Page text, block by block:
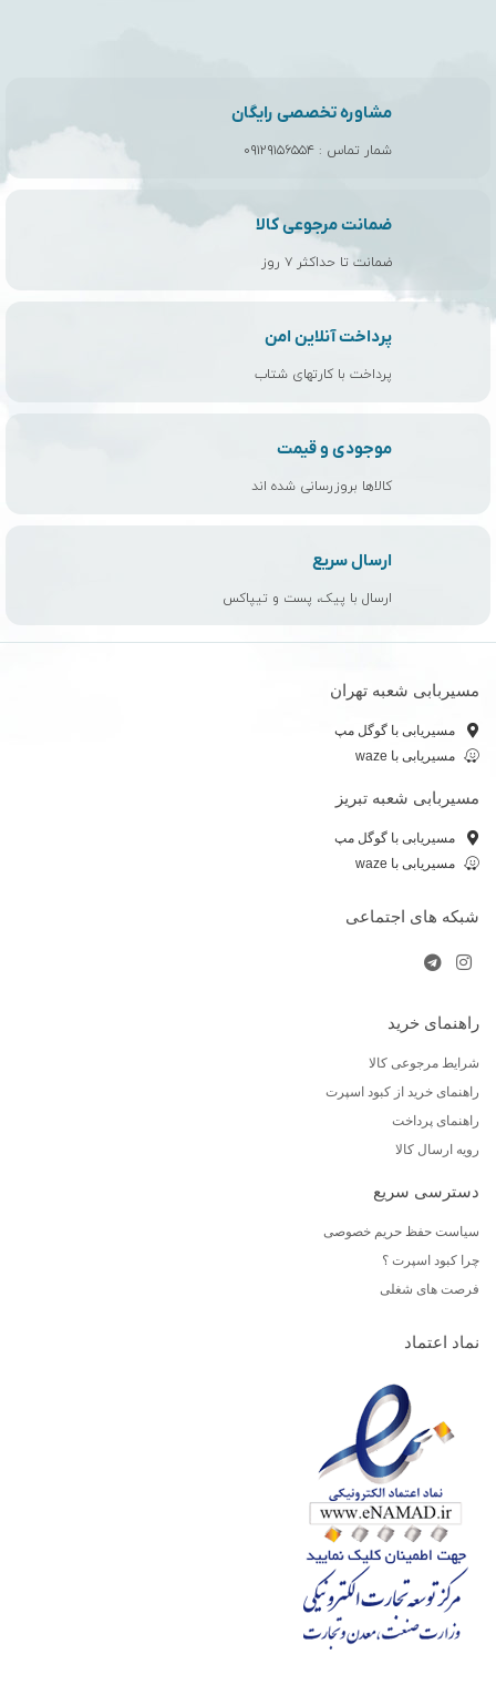
مشاوره تخصصی رایگان
شمار تماس : ۰۹۱۲۹۱۵۶۵۵۴
ضمانت مرجوعی کالا
ضمانت تا حداکثر ۷ روز
پرداخت آنلاین امن
پرداخت با کارتهای شتاب
موجودی و قیمت
کالاها بروزرسانی شده اند
ارسال سریع
ارسال با پیک، پست و تیپاکس
مسیربابی شعبه تهران
مسیریابی با گوگل مپ
مسیریابی با waze
مسیربابی شعبه تبریز
مسیریابی با گوگل مپ
مسیریابی با waze
شبکه های اجتماعی
راهنمای خرید
شرایط مرجوعی کالا
راهنمای خرید از کبود اسپرت
راهنمای پرداخت
رویه ارسال کالا
دسترسی سریع
سیاست حفظ حریم خصوصی
چرا کبود اسپرت ؟
فرصت های شغلی
نماد اعتماد